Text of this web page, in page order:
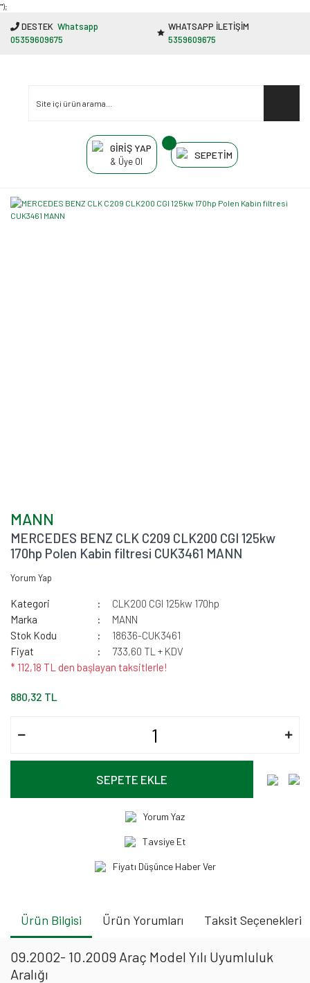
"');
DESTEK Whatsapp
05359609675
WHATSAPP İLETİŞİM
5359609675
GİRİŞ YAP
& Üye Ol
SEPETİM
MANN
MERCEDES BENZ CLK C209 CLK200 CGI 125kw
170hp Polen Kabin filtresi CUK3461 MANN
Yorum Yap
Kategori
CLK200 CGI 125kw 170hp
Marka
MANN
Stok Kodu
18636-CUK3461
Fiyat
733,60 TL + KDV
* 112,18 TL den başlayan taksitlerle!
880,32 TL
SEPETE EKLE
Yorum Yaz
Tavsiye Et
Fiyatı Düşünce Haber Ver
Ürün Bilgisi Ürün Yorumları Taksit Seçenekleri
09.2002- 10.2009 Araç Model Yılı Uyumluluk
Aralığı